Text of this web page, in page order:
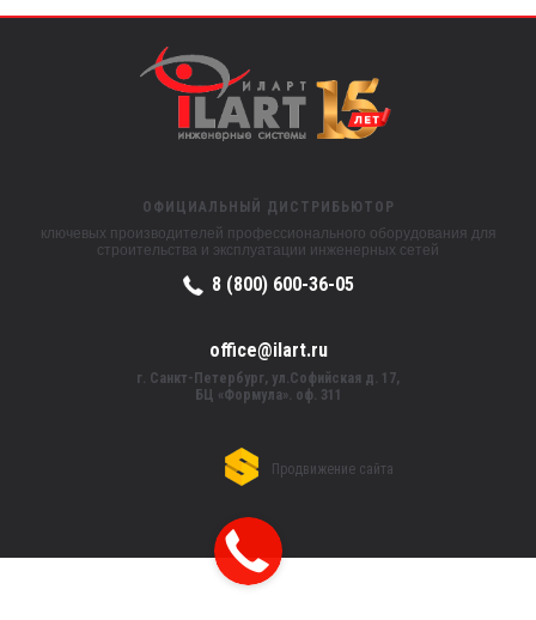
ОФИЦИАЛЬНЫЙ ДИСТРИБЬЮТОР
ключевых производителей профессионального оборудования для
строительства и эксплуатации инженерных сетей
8 (800) 600-36-05
office@ilart.ru
г. Санкт-Петербург, ул.Софийская д. 17,
БЦ «Формула». оф. 311
Продвижение сайта